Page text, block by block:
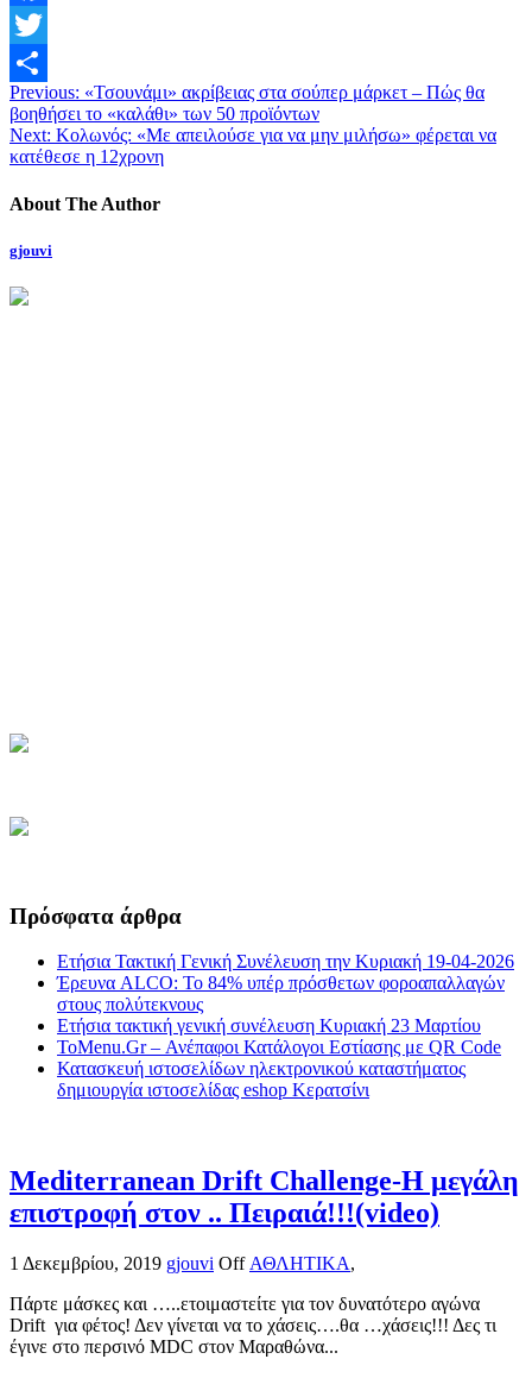
Facebook
Twitter
Μοιραστείτε
Previous: «Τσουνάμι» ακρίβειας στα σούπερ μάρκετ – Πώς θα
βοηθήσει το «καλάθι» των 50 προϊόντων
Next: Κολωνός: «Με απειλούσε για να μην μιλήσω» φέρεται να
κατέθεσε η 12χρονη
About The Author
gjouvi
Πρόσφατα άρθρα
Ετήσια Τακτική Γενική Συνέλευση την Κυριακή 19-04-2026
Έρευνα ALCO: Το 84% υπέρ πρόσθετων φοροαπαλλαγών
στους πολύτεκνους
Ετήσια τακτική γενική συνέλευση Κυριακή 23 Μαρτίου
ToMenu.Gr – Ανέπαφοι Κατάλογοι Εστίασης με QR Code
Κατασκευή ιστοσελίδων ηλεκτρονικού καταστήματος
δημιουργία ιστοσελίδας eshop Κερατσίνι
Mediterranean Drift Challenge-Η μεγάλη
επιστροφή στον .. Πειραιά!!!(video)
1 Δεκεμβρίου, 2019 gjouvi Off ΑΘΛΗΤΙΚΑ,
Πάρτε μάσκες και …..ετοιμαστείτε για τον δυνατότερο αγώνα
Drift για φέτος! Δεν γίνεται να το χάσεις….θα …χάσεις!!! Δες τι
έγινε στο περσινό MDC στον Μαραθώνα...